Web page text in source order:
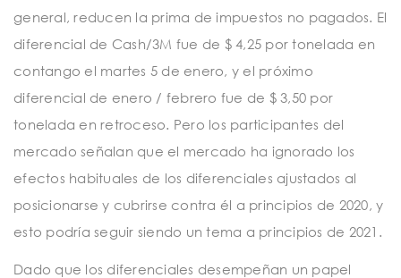
general, reducen la prima de impuestos no pagados. El
diferencial de Cash/3M fue de $ 4,25 por tonelada en
contango el martes 5 de enero, y el próximo
diferencial de enero / febrero fue de $ 3,50 por
tonelada en retroceso. Pero los participantes del
mercado señalan que el mercado ha ignorado los
efectos habituales de los diferenciales ajustados al
posicionarse y cubrirse contra él a principios de 2020, y
esto podría seguir siendo un tema a principios de 2021.
Dado que los diferenciales desempeñan un papel